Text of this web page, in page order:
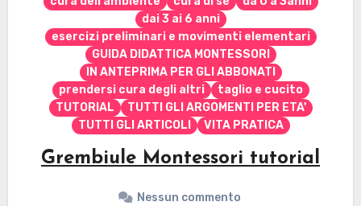
dai 3 ai 6 anni
esercizi preliminari e movimenti elementari
GUIDA DIDATTICA MONTESSORI
IN ANTEPRIMA PER GLI ABBONATI
prendersi cura degli altri
taglio e cucito
TUTORIAL
TUTTI GLI ARGOMENTI PER ETA'
TUTTI GLI ARTICOLI
VITA PRATICA
Grembiule Montessori tutorial
Nessun commento